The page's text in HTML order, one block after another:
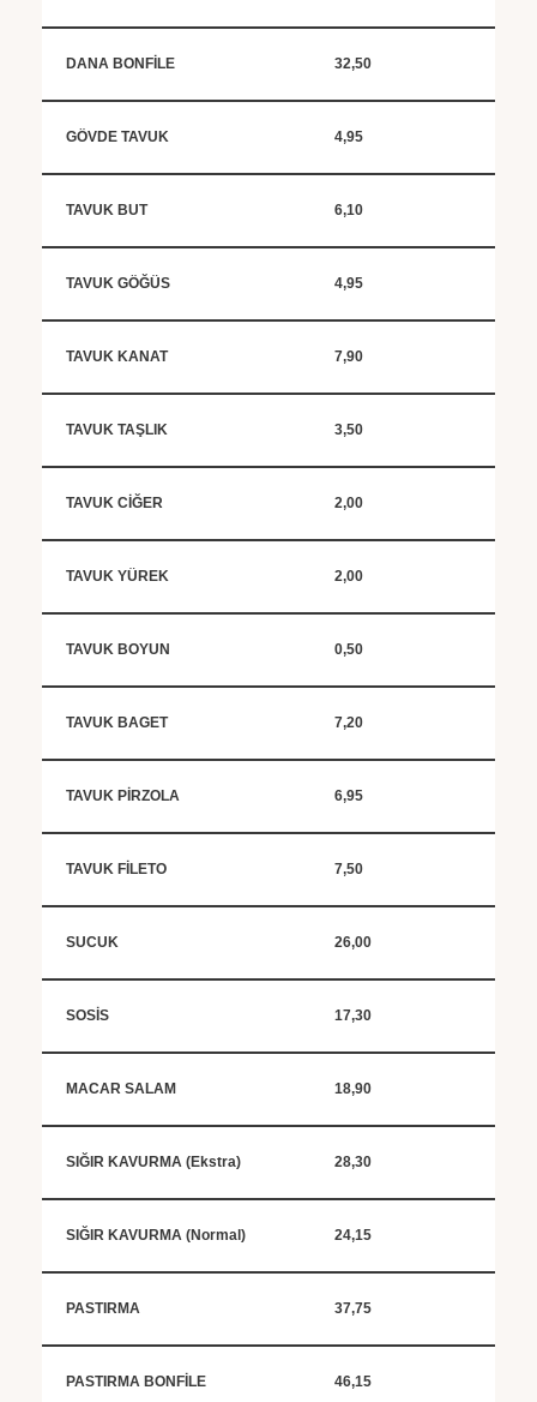
DANA BONFİLE 32,50
GÖVDE TAVUK 4,95
TAVUK BUT 6,10
TAVUK GÖĞÜS 4,95
TAVUK KANAT 7,90
TAVUK TAŞLIK 3,50
TAVUK CİĞER 2,00
TAVUK YÜREK 2,00
TAVUK BOYUN 0,50
TAVUK BAGET 7,20
TAVUK PİRZOLA 6,95
TAVUK FİLETO 7,50
SUCUK 26,00
SOSİS 17,30
MACAR SALAM 18,90
SIĞIR KAVURMA (Ekstra) 28,30
SIĞIR KAVURMA (Normal) 24,15
PASTIRMA 37,75
PASTIRMA BONFİLE 46,15